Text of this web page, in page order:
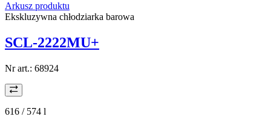
Arkusz produktu
Ekskluzywna chłodziarka barowa
SCL-2222MU+
Nr art.: 68924
616 / 574 l